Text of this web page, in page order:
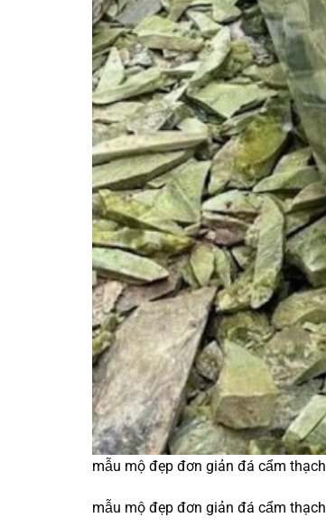
mẫu mộ đẹp đơn giản đá cẩm thạch
mẫu mộ đẹp đơn giản đá cẩm thạch